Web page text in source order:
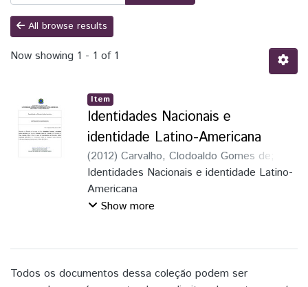
All browse results
Now showing 1 - 1 of 1
Item
Identidades Nacionais e
identidade Latino-Americana
(2012) Carvalho, Clodoaldo Gomes de
Suárez Cruz, Clara Agustina
Identidades Nacionais e identidade Latino-
Americana
Show more
Todos os documentos dessa coleção podem ser